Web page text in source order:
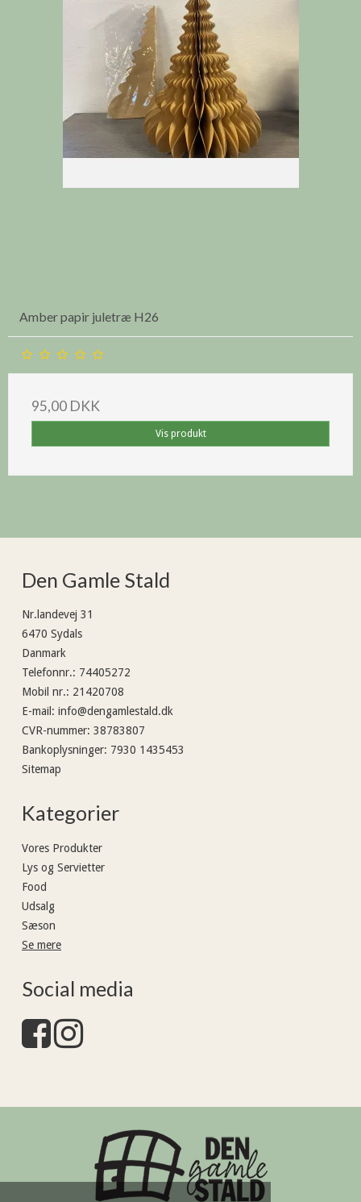
Amber papir juletræ H26
95,00 DKK
Vis produkt
Den Gamle Stald
Nr.landevej 31
6470 Sydals
Danmark
Telefonnr.: 74405272
Mobil nr.: 21420708
E-mail : info@dengamlestald.dk
CVR-nummer: 38783807
Bankoplysninger: 7930 1435453
Sitemap
Kategorier
Vores Produkter
Lys og Servietter
Food
Udsalg
Sæson
Se mere
Social media